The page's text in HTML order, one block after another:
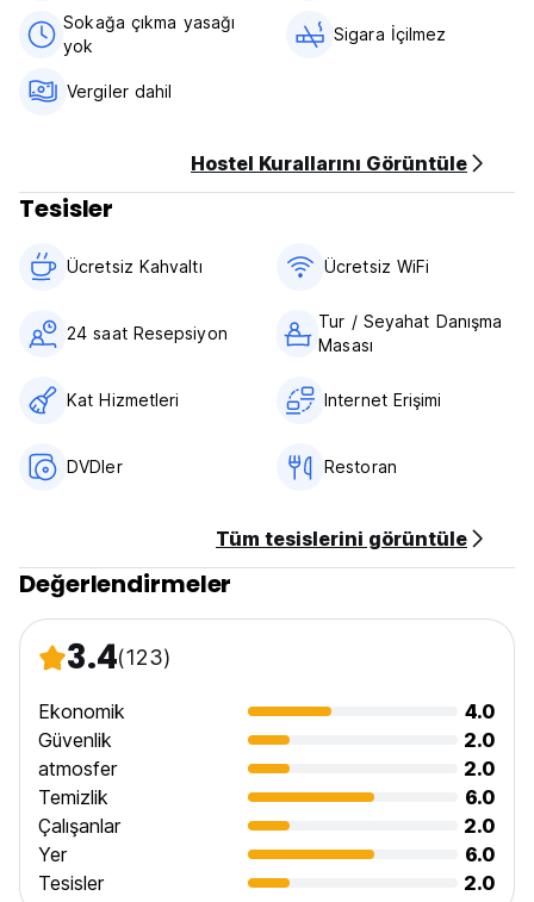
• Sanatsal Meksika mobilyaları (Auto-translated from original
language)
Sokağa çıkma yasağı
yok
Sigara İçilmez
Vergiler dahil
Hostel Kurallarını Görüntüle
Tesisler
Ücretsiz Kahvaltı‎ Ücretsiz WiFi
24 saat Resepsiyon
Tur / Seyahat Danışma
Masası
Kat Hizmetleri Internet Erişimi
DVDler Restoran
Tüm tesislerini görüntüle
Değerlendirmeler
3.4(123)
Ekonomik
4.0
Güvenlik
2.0
atmosfer
2.0
Temizlik
6.0
Çalışanlar
2.0
Yer
6.0
Tesisler
2.0